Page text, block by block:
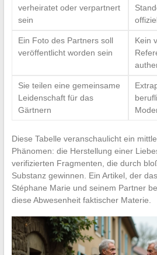
verheiratet oder verpartnert
sein
Ein Foto des Partners soll
veröffentlicht worden sein
Kein
Sie teilen eine gemeinsame
Leidenschaft für das
Gärtnern
Diese Tabelle veranschaulicht ein
Phänomen: die Herstellung einer
verifizierten Fragmenten, die durch
Substanz gewinnen. Ein Artikel, der
Stéphane Marie und seinem Partner
diese Abwesenheit faktischer Materie.